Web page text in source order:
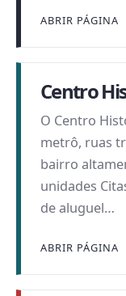
ABRIR PÁGINA
Centro
O Centro
metrô, ruas
bairro
unidades
de aluguel…
ABRIR PÁGINA